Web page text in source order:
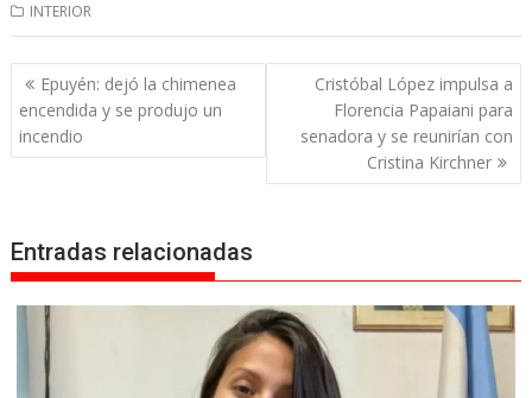
INTERIOR
Navegación
de
entradas
Epuyén: dejó la chimenea
encendida y se produjo un
incendio
Cristóbal López impulsa a
Florencia Papaiani para
senadora y se reunirían con
Cristina Kirchner
Entradas relacionadas